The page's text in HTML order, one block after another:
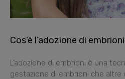
Cos’è l’adozione di
L’adozione di embrioni è una
gestazione di embrioni che